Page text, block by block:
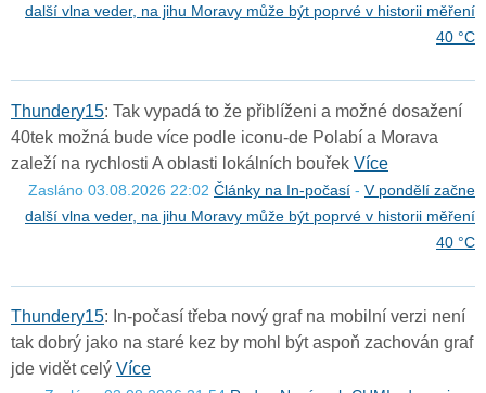
další vlna veder, na jihu Moravy může být poprvé v historii měření
40 °C
Thundery15: Tak vypadá to že přiblíženi a možné dosažení
40tek možná bude více podle iconu-de Polabí a Morava
zaleží na rychlosti A oblasti lokálních bouřek Více
Zasláno 03.08.2026 22:02 Články na In-počasí - V pondělí začne
další vlna veder, na jihu Moravy může být poprvé v historii měření
40 °C
Thundery15: In-počasí třeba nový graf na mobilní verzi není
tak dobrý jako na staré kez by mohl být aspoň zachován graf
jde vidět celý Více